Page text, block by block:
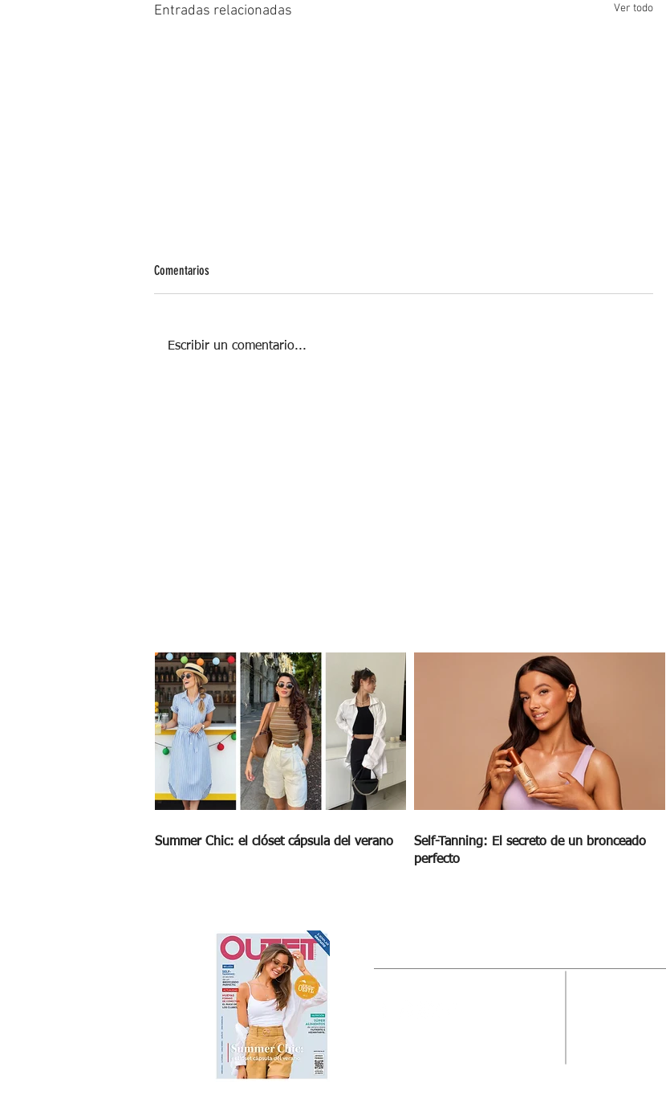
Entradas relacionadas Ver todo
Comentarios
Escribir un comentario...
Summer Chic: el clóset cápsula del verano
Self-Tanning: El secreto de un bronceado
perfecto